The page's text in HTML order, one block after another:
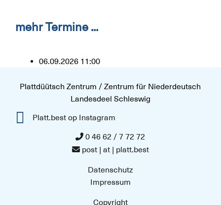
mehr Termine ...
06.09.2026 11:00
Plattdüütsch Zentrum / Zentrum für Niederdeutsch
Landesdeel Schleswig
Platt.best op Instagram
0 46 62 / 7 72 72
post | at | platt.best
Datenschutz
Impressum
Copyright